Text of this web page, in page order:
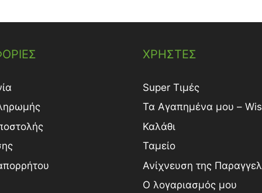
ΧΡΗΣΤΕΣ
Super Τιμές
Τα Αγαπημένα μου –
Καλάθι
Ταμείο
Ανίχνευση της
Ο λογαριασμός μου